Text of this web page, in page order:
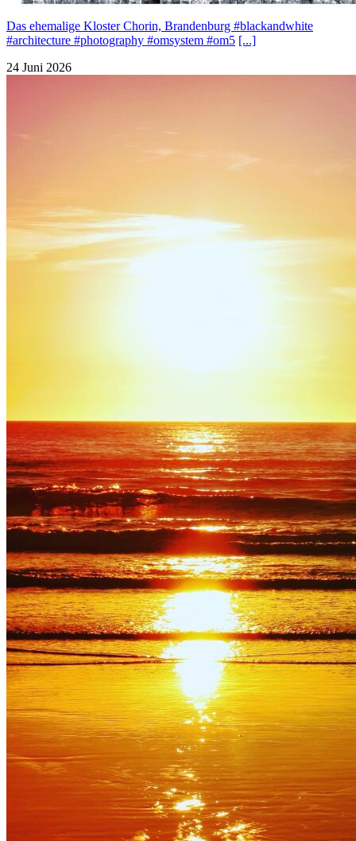
Das ehemalige Kloster Chorin, Brandenburg #blackandwhite
#architecture #photography #omsystem #om5 [...]
24 Juni 2026